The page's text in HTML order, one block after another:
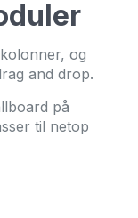
og
and drop.
på
til netop